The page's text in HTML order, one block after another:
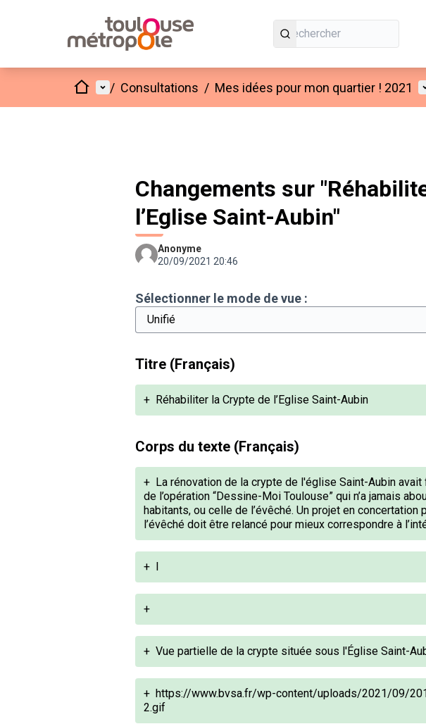
AccueilMenu principal
/ Consultations / Mes idées pour mon quartier ! 2021
Changements sur
l’Eglise Saint-Aubin"
Anonyme
20/09/2021 20:46
Sélectionner le mode de vue :
Titre (Français)
+ Réhabiliter la Crypte de l’Eglise Saint-Aubin
Corps du texte (Français)
+ La rénovation de la crypte de l'église Saint-Aubin avait
de l’opération “Dessine-Moi Toulouse” qui n’a jamais
habitants, ou celle de l’évêché. Un projet en
l’évêché doit être relancé pour mieux correspondre à
+ I
+
+ Vue partielle de la crypte située sous l'Église Saint-
+ https://www.bvsa.fr/wp-content/uploads/2021/09/
2.gif